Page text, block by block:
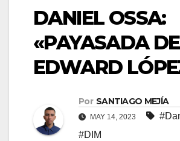
DANIEL OSSA:
«PAYASADA DE
EDWARD
Por SANTIAGO MEJÍA
MAY 14, 2023
#DIM